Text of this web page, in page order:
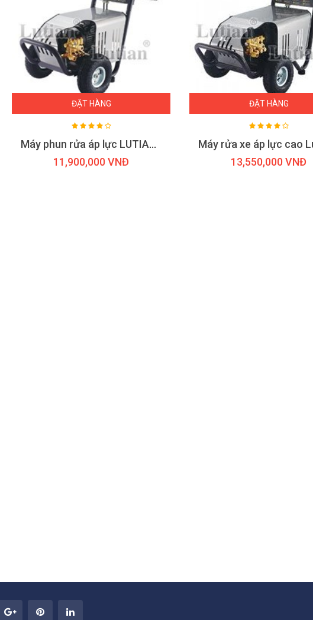
ĐẶT HÀNG
Máy phun rửa áp lực LUTIAN 18M17 - 3.0KW ( 1 pha )
11,900,000 VNĐ
ĐẶT HÀNG
13,550,000 VNĐ